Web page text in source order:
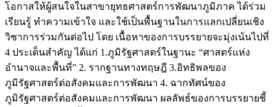
โอกาสให้ผู้สนใจในสาขายุทธศาสตร์การพัฒนาภูมิภาค ได้ร่วม
เรียนรู้ ทำความเข้าใจ และใช้เป็นพื้นฐานในการแลกเปลี่ยนเชิง
วิชาการร่วมกันต่อไป โดย เนื้อหาของการบรรยายจะมุ่งเน้นไปที่
4 ประเด็นสำคัญ ได้แก่ 1.ภูมิรัฐศาสตร์ในฐานะ “ศาสตร์แห่ง
อำนาจและพื้นที่” 2. รากฐานทางทฤษฎี 3.อิทธิพลของ
ภูมิรัฐศาสตร์ต่อสังคมและการพัฒนา 4. ฉากทัศน์ของ
ภูมิรัฐศาสตร์ต่อสังคมและการพัฒนา ผลลัพธ์ของการบรรยายชี้